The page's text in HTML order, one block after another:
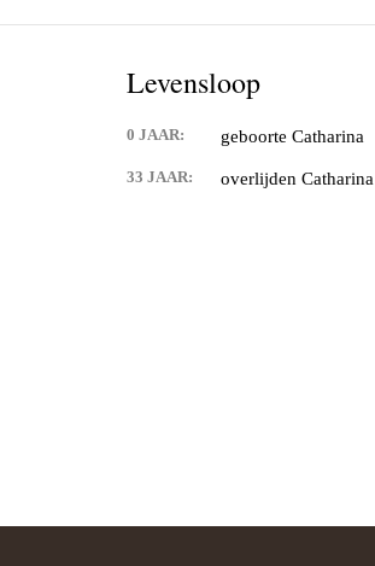
Levensloop
0 JAAR: geboorte Catharina
33 JAAR: overlijden Catharina